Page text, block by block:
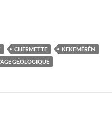
Kirghizistan
CHERMETTE
KEKEMÉRÉN
GÉOLOGIQUE